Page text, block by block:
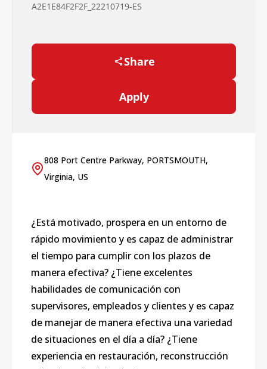
A2E1E84F2F2F_22210719-ES
Share
Apply
808 Port Centre Parkway, PORTSMOUTH,
Virginia, US
¿Está motivado, prospera en un entorno de
rápido movimiento y es capaz de administrar
el tiempo para cumplir con los plazos de
manera efectiva? ¿Tiene excelentes
habilidades de comunicación con
supervisores, empleados y clientes y es capaz
de manejar de manera efectiva una variedad
de situaciones en el día a día? ¿Tiene
experiencia en restauración, reconstrucción